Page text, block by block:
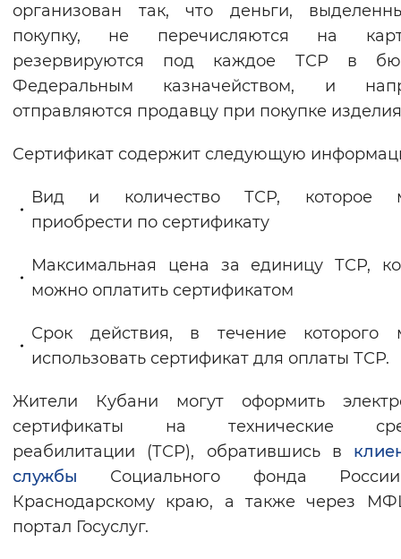
организован так, что деньги,
покупку, не перечисляются на
резервируются под каждое ТСР в
Федеральным казначейством, и
отправляются продавцу при покупке
Сертификат содержит следующую
Вид и количество ТСР, которое
приобрести по сертификату
Максимальная цена за единицу ТСР,
можно оплатить сертификатом
Срок действия, в течение которого
использовать сертификат для оплаты ТСР.
Жители Кубани могут оформить
сертификаты на технические
реабилитации (ТСР), обратившись в
службы Социального фонда
Краснодарскому краю, а также через
портал Госуслуг.